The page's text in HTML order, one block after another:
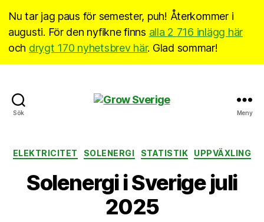
Nu tar jag paus för semester, puh! Återkommer i
augusti. För den nyfikne finns alla 2 716 inlägg här
och drygt 170 nyhetsbrev här. Glad sommar!
Sök Meny
Kategorier
ELEKTRICITET SOLENERGI STATISTIK UPPVÄXLING
Solenergi i Sverige juli
2025